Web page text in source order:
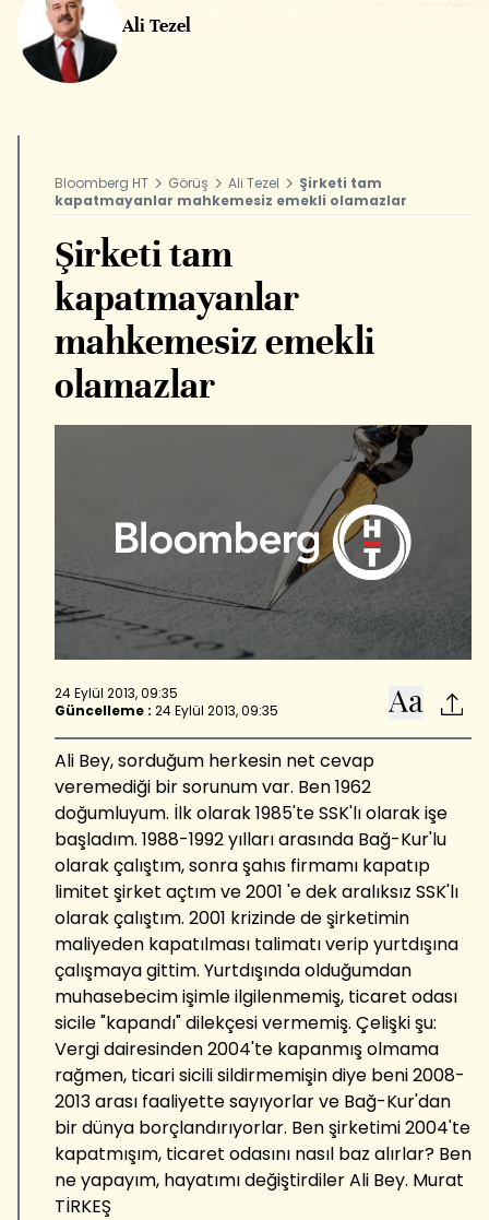
Ali Tezel
Bloomberg HT Görüş Ali Tezel
Şirketi tam
kapatmayanlar mahkemesiz emekli olamazlar
Şirketi tam
kapatmayanlar
mahkemesiz emekli
olamazlar
24 Eylül 2013, 09:35
Güncelleme : 24 Eylül 2013, 09:35
Ali Bey, sorduğum herkesin net cevap
veremediği bir sorunum var. Ben 1962
doğumluyum. İlk olarak 1985'te SSK'lı olarak işe
başladım. 1988-1992 yılları arasında Bağ-Kur'lu
olarak çalıştım, sonra şahıs firmamı kapatıp
limitet şirket açtım ve 2001 'e dek aralıksız SSK'lı
olarak çalıştım. 2001 krizinde de şirketimin
maliyeden kapatılması talimatı verip yurtdışına
çalışmaya gittim. Yurtdışında olduğumdan
muhasebecim işimle ilgilenmemiş, ticaret odası
sicile "kapandı" dilekçesi vermemiş. Çelişki şu:
Vergi dairesinden 2004'te kapanmış olmama
rağmen, ticari sicili sildirmemişin diye beni 2008-
2013 arası faaliyette sayıyorlar ve Bağ-Kur'dan
bir dünya borçlandırıyorlar. Ben şirketimi 2004'te
kapatmışım, ticaret odasını nasıl baz alırlar? Ben
ne yapayım, hayatımı değiştirdiler Ali Bey. Murat
TİRKEŞ